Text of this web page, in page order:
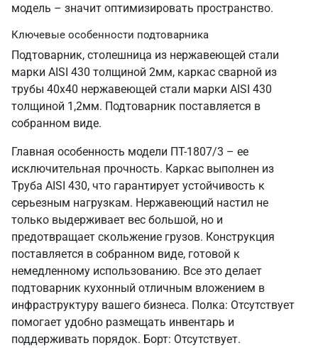
модель – значит оптимизировать пространство.
Ключевые особенности подтоварника
Подтоварник, столешница из нержавеющей стали
марки AISI 430 толщиной 2мм, каркас сварной из
трубы 40х40 нержавеющей стали марки AISI 430
толщиной 1,2мм. Подтоварник поставляется в
собранном виде.
Главная особенность модели ПТ-1807/3 – ее
исключительная прочность. Каркас выполнен из
Труба AISI 430, что гарантирует устойчивость к
серьезным нагрузкам. Нержавеющий настил не
только выдерживает вес большой, но и
предотвращает скольжение грузов. Конструкция
поставляется в собранном виде, готовой к
немедленному использованию. Все это делает
подтоварник кухонный отличным вложением в
инфраструктуру вашего бизнеса. Полка: Отсутствует
помогает удобно размещать инвентарь и
поддерживать порядок. Борт: Отсутствует.